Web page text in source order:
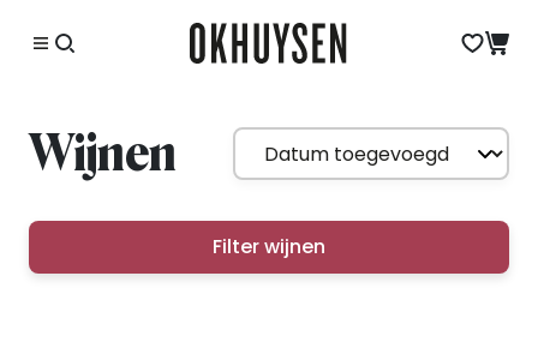
Wijnen
Filter wijnen